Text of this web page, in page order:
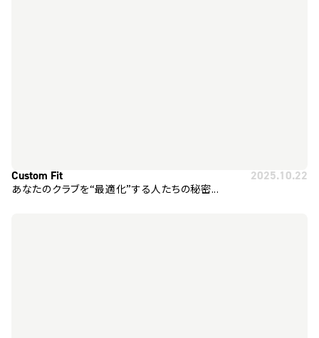
Custom Fit 2025.10.22
あなたのクラブを“最適化”する人たちの秘密...